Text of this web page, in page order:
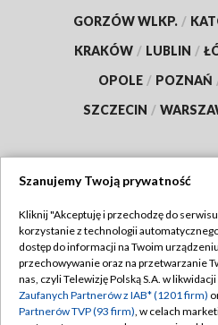
GORZÓW WLKP. /
KRAKÓW / LUBLIN /
OPOLE / POZNAŃ
SZCZECIN /
Abonament TVP
Emisja w TVP
Centrum informacji TVP
Polityka
Szanujemy Twoją prywatność
Kliknij "Akceptuję i przechodzę do
korzystanie z technologii
dostęp do informacji na Twoim
przechowywanie oraz na przetwarzanie
nas, czyli Telewizję Polską S.A. w
Zaufanych Partnerów z IAB* (1201 firm)
Partnerów TVP (93 firm), w celach